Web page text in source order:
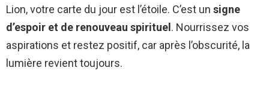
Lion, votre carte du jour est l’étoile. C’est un signe
d’espoir et de renouveau spirituel . Nourrissez vos
aspirations et restez positif, car après l’obscurité, la
lumière revient toujours.